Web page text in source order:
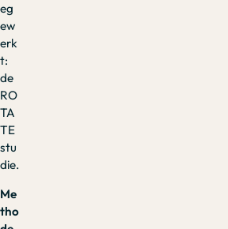
eg
ew
erk
t:
de
RO
TA
TE
stu
die.
Me
tho